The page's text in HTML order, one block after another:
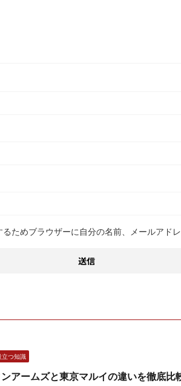
ためブラウザーに自分の名前、メールアド
立つ知識
アームズと東京マルイの違いを徹底比